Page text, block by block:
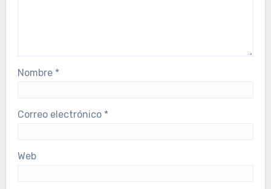
Nombre *
Correo electrónico *
Web